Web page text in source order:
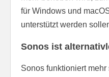
für Windows und
unterstützt werden
Sonos ist
Sonos funktioniert